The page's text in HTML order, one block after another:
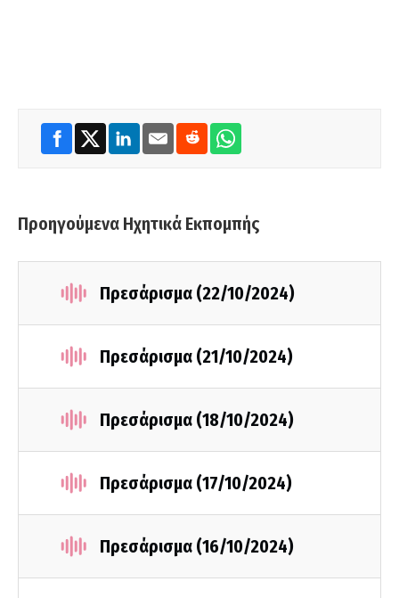
Προηγούμενα Ηχητικά Εκπομπής
Πρεσάρισμα (22/10/2024)
Πρεσάρισμα (21/10/2024)
Πρεσάρισμα (18/10/2024)
Πρεσάρισμα (17/10/2024)
Πρεσάρισμα (16/10/2024)